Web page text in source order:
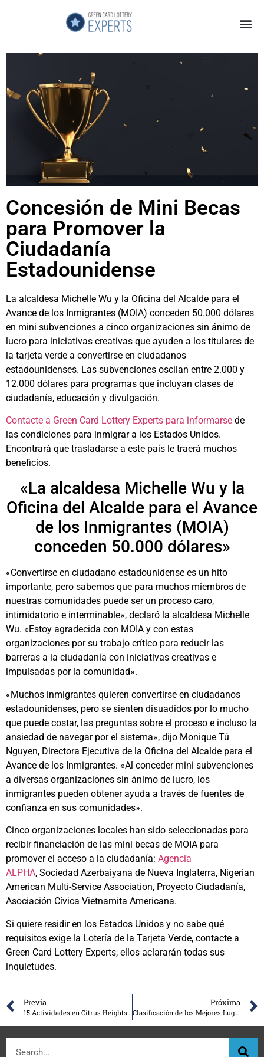
Concesión de Mini Becas
para Promover la
Ciudadanía
Estadounidense
La alcaldesa Michelle Wu y la Oficina del Alcalde para el
Avance de los Inmigrantes (MOIA) conceden 50.000 dólares
en mini subvenciones a cinco organizaciones sin ánimo de
lucro para iniciativas creativas que ayuden a los titulares de
la tarjeta verde a convertirse en ciudadanos
estadounidenses. Las subvenciones oscilan entre 2.000 y
12.000 dólares para programas que incluyan clases de
ciudadanía, educación y divulgación.
Contacte a Green Card Lottery Experts para informarse de
las condiciones para inmigrar a los Estados Unidos.
Encontrará que trasladarse a este país le traerá muchos
beneficios.
«La alcaldesa Michelle Wu y la
Oficina del Alcalde para el Avance
de los Inmigrantes (MOIA)
conceden 50.000 dólares»
«Convertirse en ciudadano estadounidense es un hito
importante, pero sabemos que para muchos miembros de
nuestras comunidades puede ser un proceso caro,
intimidatorio e interminable», declaró la alcaldesa Michelle
Wu. «Estoy agradecida con MOIA y con estas
organizaciones por su trabajo crítico para reducir las
barreras a la ciudadanía con iniciativas creativas e
impulsadas por la comunidad».
«Muchos inmigrantes quieren convertirse en ciudadanos
estadounidenses, pero se sienten disuadidos por lo mucho
que puede costar, las preguntas sobre el proceso e incluso la
ansiedad de navegar por el sistema», dijo Monique Tú
Nguyen, Directora Ejecutiva de la Oficina del Alcalde para el
Avance de los Inmigrantes. «Al conceder mini subvenciones
a diversas organizaciones sin ánimo de lucro, los
inmigrantes pueden obtener ayuda a través de fuentes de
confianza en sus comunidades».
Cinco organizaciones locales han sido seleccionadas para
recibir financiación de las mini becas de MOIA para
promover el acceso a la ciudadanía: Agencia
ALPHA, Sociedad Azerbaiyana de Nueva Inglaterra, Nigerian
American Multi-Service Association, Proyecto Ciudadanía,
Asociación Cívica Vietnamita Americana.
Si quiere residir en los Estados Unidos y no sabe qué
requisitos exige la Lotería de la Tarjeta Verde, contacte a
Green Card Lottery Experts, ellos aclararán todas sus
inquietudes.
Previa
15 Actividades en Citrus Heights que son Gratis
Próxima
Clasificación de los Mejores Lugares de Trabajo de Estados Unidos